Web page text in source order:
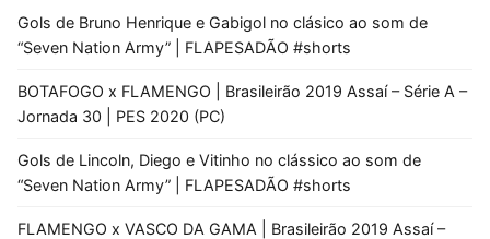
Gols de Bruno Henrique e Gabigol no clásico ao som de
“Seven Nation Army” | FLAPESADÃO #shorts
BOTAFOGO x FLAMENGO | Brasileirão 2019 Assaí – Série A –
Jornada 30 | PES 2020 (PC)
Gols de Lincoln, Diego e Vitinho no clássico ao som de
“Seven Nation Army” | FLAPESADÃO #shorts
FLAMENGO x VASCO DA GAMA | Brasileirão 2019 Assaí –